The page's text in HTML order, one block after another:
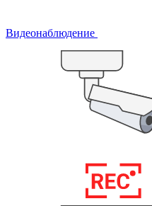
Видеонаблюдение